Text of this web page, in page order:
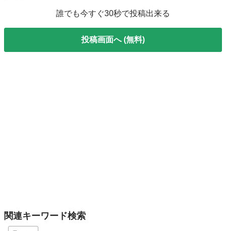
誰でも今すぐ30秒で投稿出来る
投稿画面へ (無料)
関連キーワード検索